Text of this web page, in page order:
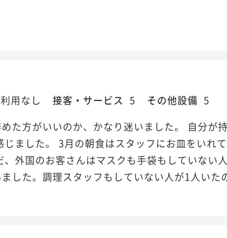
利用なし 接客・サービス 5 その他設備 5
た方がいいのか、かなり迷いました。 自分が
ました。 3月の朝食はスタッフにお皿をいれ
外国のお客さんはマスクも手袋もしていない
した。調理スタッフもしていない人が1人いた